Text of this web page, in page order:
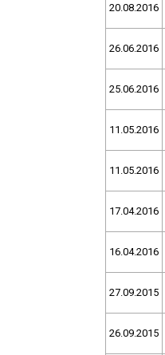
20.08.2016
26.06.2016
25.06.2016
11.05.2016
11.05.2016
17.04.2016
16.04.2016
27.09.2015
26.09.2015